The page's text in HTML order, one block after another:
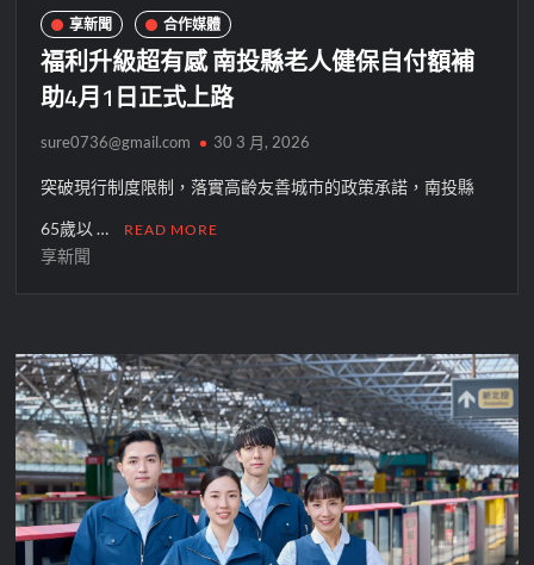
享新聞 合作媒體
福利升級超有感 南投縣老人健保自付額補
助4月1日正式上路
sure0736@gmail.com 30 3 月, 2026
突破現行制度限制，落實高齡友善城市的政策承諾，南投縣
65歲以 … READ MORE
享新聞